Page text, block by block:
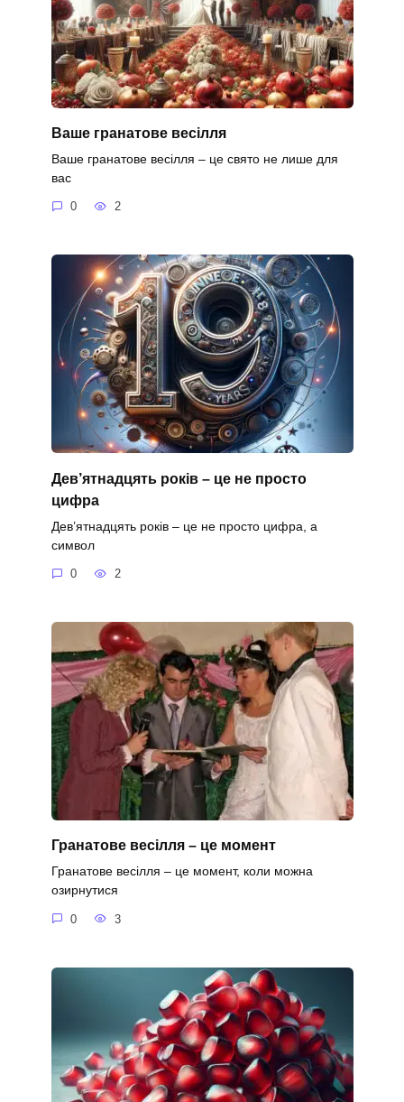
Ваше гранатове весілля
Ваше гранатове весілля – це свято не лише для
вас
0 2
Дев’ятнадцять років – це не просто
цифра
Дев’ятнадцять років – це не просто цифра, а
символ
0 2
Гранатове весілля – це момент
Гранатове весілля – це момент, коли можна
озирнутися
0 3